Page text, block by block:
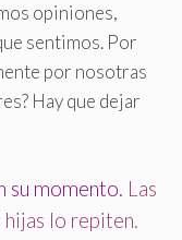
opiniones,
sentimos. Por
por nosotras
Hay que dejar
su momento. Las
hijas lo repiten.